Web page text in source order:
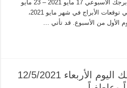
ماغي فرح. برج الحمل توقعات برجك الأسبوعي 17 مايو 2021 – 23 مايو
2021 ماغي فرح برجك الأسبوعي توقعات الأبراج في شهر مايو 2021،
الأول من الأسبوع. قد تأتي …
“توقعات الأبراج” حظك اليوم الأربعاء 12/5/2021